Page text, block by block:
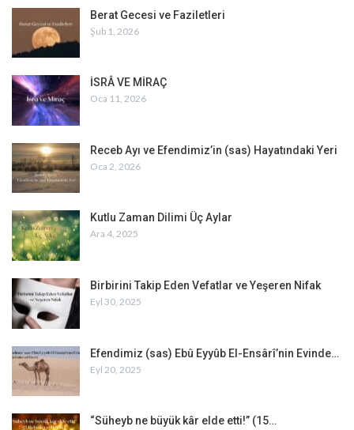
Berat Gecesi ve Faziletleri
Şub 1, 2026
İSRÂ VE MİRAÇ
Oca 11, 2026
Receb Ayı ve Efendimiz’in (sas) Hayatındaki Yeri
Oca 2, 2026
Kutlu Zaman Dilimi Üç Aylar
Ara 4, 2025
Birbirini Takip Eden Vefatlar ve Yeşeren Nifak
Eyl 30, 2025
Efendimiz (sas) Ebû Eyyûb El-Ensârî’nin Evinde…
Eyl 20, 2025
“Süheyb ne büyük kâr elde etti!” (15…